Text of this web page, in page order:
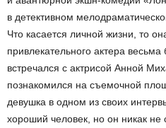
в детективном
Что касается личной жизни, то
привлекательного актера
встречался с актрисой Анной
познакомился на съемочной
девушка в одном из своих
хороший человек, но он никак не